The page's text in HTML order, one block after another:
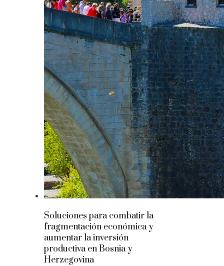
Soluciones para combatir la
fragmentación económica y
aumentar la inversión
productiva en Bosnia y
Herzegovina